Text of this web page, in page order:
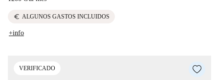
euro ALGUNOS GASTOS INCLUIDOS
+info
VERIFICADO